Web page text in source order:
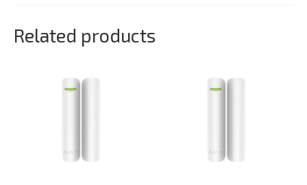
Related products